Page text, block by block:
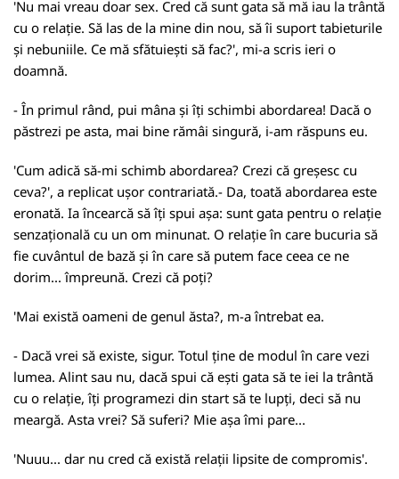
'Nu mai vreau doar sex. Cred că sunt gata să mă iau la trântă
cu o relație. Să las de la mine din nou, să îi suport tabieturile
și nebuniile. Ce mă sfătuiești să fac?', mi-a scris ieri o
doamnă.
- În primul rând, pui mâna și îți schimbi abordarea! Dacă o
păstrezi pe asta, mai bine rămâi singură, i-am răspuns eu.
'Cum adică să-mi schimb abordarea? Crezi că greșesc cu
ceva?', a replicat ușor contrariată.- Da, toată abordarea este
eronată. Ia încearcă să îți spui așa: sunt gata pentru o relație
senzațională cu un om minunat. O relație în care bucuria să
fie cuvântul de bază și în care să putem face ceea ce ne
dorim... împreună. Crezi că poți?
'Mai există oameni de genul ăsta?, m-a întrebat ea.
- Dacă vrei să existe, sigur. Totul ține de modul în care vezi
lumea. Alint sau nu, dacă spui că ești gata să te iei la trântă
cu o relație, îți programezi din start să te lupți, deci să nu
meargă. Asta vrei? Să suferi? Mie așa îmi pare...
'Nuuu... dar nu cred că există relații lipsite de compromis'.